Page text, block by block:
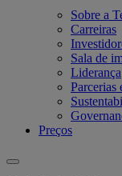
Sobre a
Carreiras
Sala de
Liderança
Parcerias
Preços